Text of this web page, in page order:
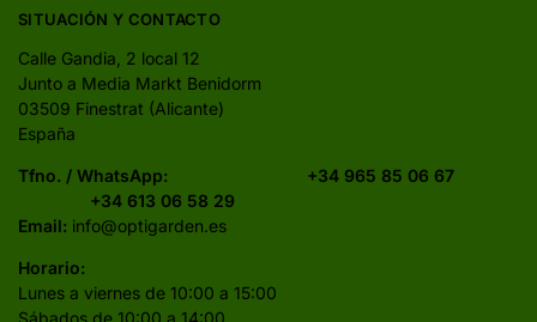
SITUACIÓN Y CONTACTO
Calle Gandia, 2 local 12
Junto a Media Markt Benidorm
03509 Finestrat (Alicante)
España
Tfno. / WhatsApp: +34 965 85 06 67
+34 613 06 58 29
Email: info@optigarden.es
Horario:
Lunes a viernes de 10:00 a 15:00
Sábados de 10:00 a 14:00